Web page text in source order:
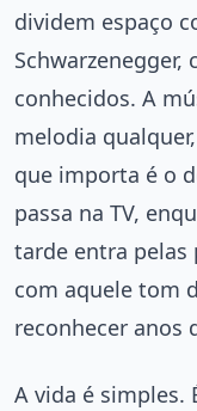
dividem espaço
Schwarzenegger,
conhecidos. A
melodia
que importa é o
passa na TV,
tarde entra pelas
com aquele tom
reconhecer anos
A vida é simples.